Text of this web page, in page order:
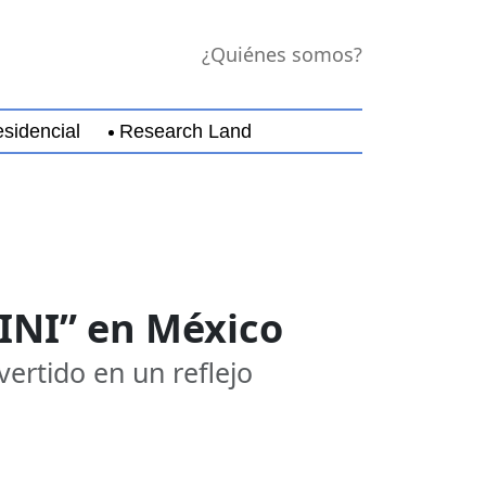
¿Quiénes somos?
Research Land
en México
en un reflejo